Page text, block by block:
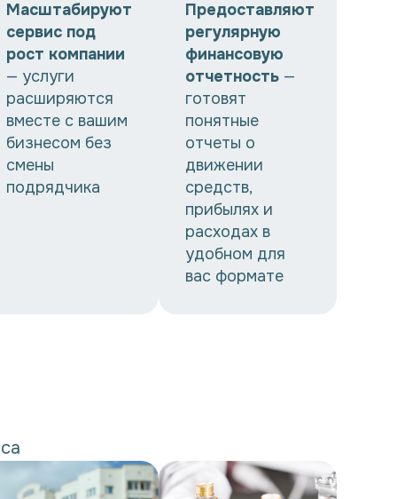
Масштабируют
сервис под
рост компании
— услуги
расширяются
вместе с вашим
бизнесом без
смены
подрядчика
Предоставляют
регулярную
финансовую
отчетность —
готовят
понятные
отчеты о
движении
средств,
прибылях и
расходах в
удобном для
вас формате